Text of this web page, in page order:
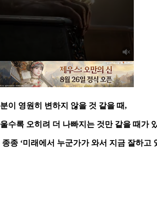
이 영원히 변하지 않을 것 같을 때,
수록 오히려 더 나빠지는 것만 같을 때가
종 ‘미래에서 누군가가 와서 지금 잘하고